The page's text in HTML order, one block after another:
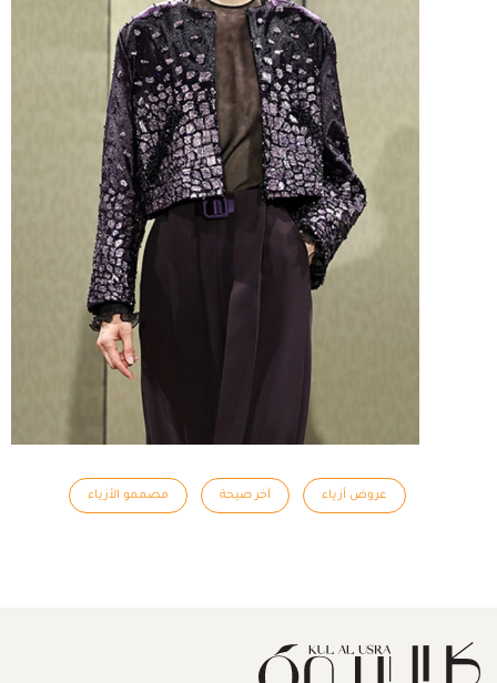
عروض أزياء آخر صيحة مصممو الأزياء